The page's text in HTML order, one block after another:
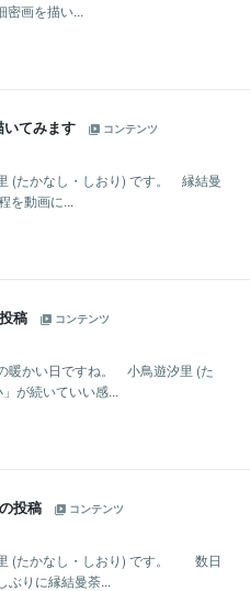
密画を描い...
てみます
コンテンツ
(たかなし・しおり) です。 縁結曼
を動画に...
稿
コンテンツ
かい日ですね。 小鳥遊汐里 (た
が続いていい感...
投稿
コンテンツ
(たかなし・しおり) です。 数日
ぶりに縁結曼荼...